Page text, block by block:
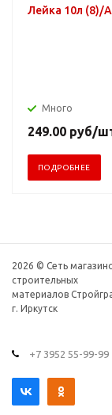
Лейка 10л (8)/
Много
249.00 руб/
ПОДРОБНЕЕ
2026 © Сеть
строительных
материалов
г. Иркутск
+7 3952 55-99-99